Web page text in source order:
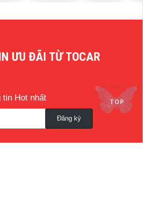
ƯU ĐÃI TỪ TOCAR
tin Hot nhất